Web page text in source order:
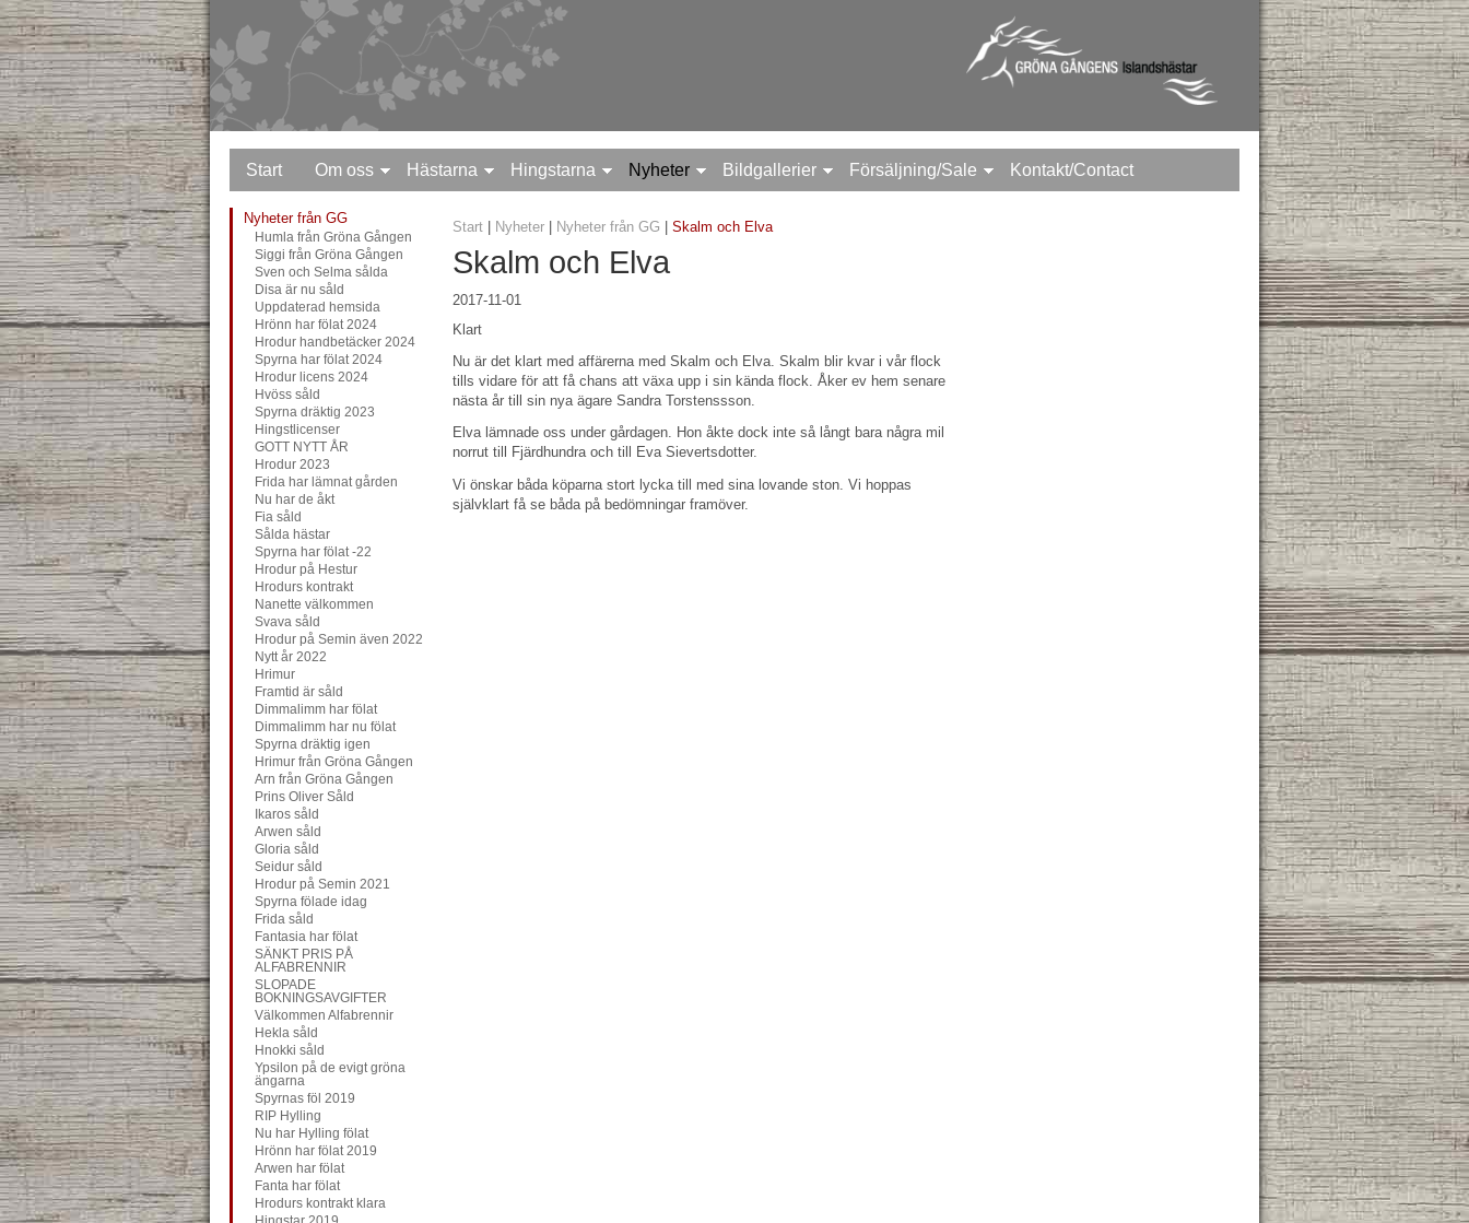
Start Om oss Hästarna Hingstarna Nyheter Bildgallerier Försäljning/Sale Kontakt/Contact
Nyheter från GG
Humla från Gröna Gången
Siggi från Gröna Gången
Sven och Selma sålda
Disa är nu såld
Uppdaterad hemsida
Hrönn har fölat 2024
Hrodur handbetäcker 2024
Spyrna har fölat 2024
Hrodur licens 2024
Hvöss såld
Spyrna dräktig 2023
Hingstlicenser
GOTT NYTT ÅR
Hrodur 2023
Frida har lämnat gården
Nu har de åkt
Fia såld
Sålda hästar
Spyrna har fölat -22
Hrodur på Hestur
Hrodurs kontrakt
Nanette välkommen
Svava såld
Hrodur på Semin även 2022
Nytt år 2022
Hrimur
Framtid är såld
Dimmalimm har fölat
Dimmalimm har nu fölat
Spyrna dräktig igen
Hrimur från Gröna Gången
Arn från Gröna Gången
Prins Oliver Såld
Ikaros såld
Arwen såld
Gloria såld
Seidur såld
Hrodur på Semin 2021
Spyrna fölade idag
Frida såld
Fantasia har fölat
SÄNKT PRIS PÅ
ALFABRENNIR
SLOPADE
BOKNINGSAVGIFTER
Välkommen Alfabrennir
Hekla såld
Hnokki såld
Ypsilon på de evigt gröna
ängarna
Spyrnas föl 2019
RIP Hylling
Nu har Hylling fölat
Hrönn har fölat 2019
Arwen har fölat
Fanta har fölat
Hrodurs kontrakt klara
Start| Nyheter| Nyheter från GG | Skalm och Elva
Skalm och Elva
2017-11-01
Klart
Nu är det klart med affärerna med Skalm och Elva. Skalm blir kvar i vår flock
tills vidare för att få chans att växa upp i sin kända flock. Åker ev hem senare
nästa år till sin nya ägare Sandra Torstenssson.
Elva lämnade oss under gårdagen. Hon åkte dock inte så långt bara några mil
norrut till Fjärdhundra och till Eva Sievertsdotter.
Vi önskar båda köparna stort lycka till med sina lovande ston. Vi hoppas
självklart få se båda på bedömningar framöver.